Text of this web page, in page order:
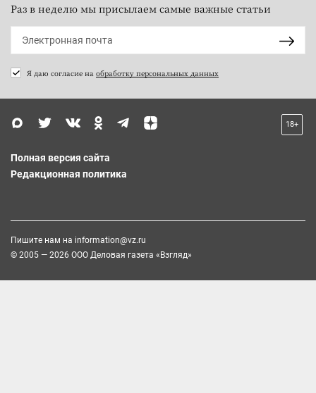
Раз в неделю мы присылаем самые важные статьи
Я даю согласие на обработку персональных данных
18+
Полная версия сайта
Редакционная политика
Пишите нам на information@vz.ru
© 2005 — 2026 ООО Деловая газета «Взгляд»